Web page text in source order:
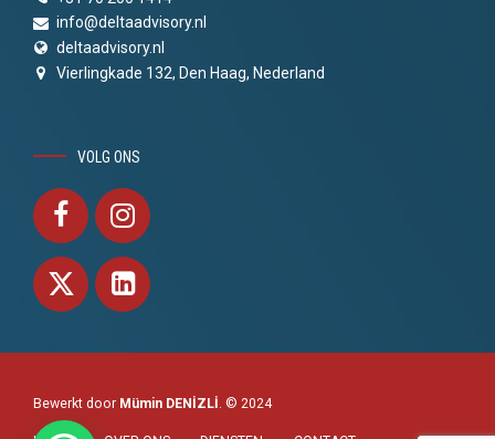
info@deltaadvisory.nl
deltaadvisory.nl
Vierlingkade 132, Den Haag, Nederland
VOLG ONS
Bewerkt door Mümin DENİZLİ. © 2024